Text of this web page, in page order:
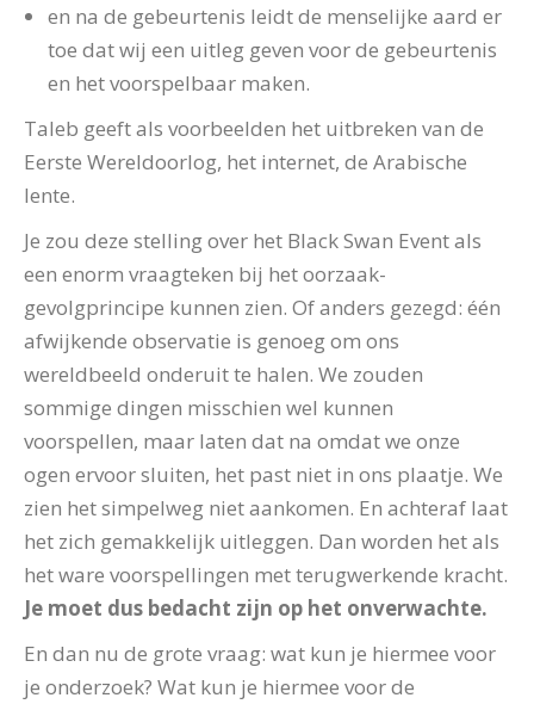
en na de gebeurtenis leidt de menselijke aard er
toe dat wij een uitleg geven voor de gebeurtenis
en het voorspelbaar maken.
Taleb geeft als voorbeelden het uitbreken van de
Eerste Wereldoorlog, het internet, de Arabische
lente.
Je zou deze stelling over het Black Swan Event als
een enorm vraagteken bij het oorzaak-
gevolgprincipe kunnen zien. Of anders gezegd: één
afwijkende observatie is genoeg om ons
wereldbeeld onderuit te halen. We zouden
sommige dingen misschien wel kunnen
voorspellen, maar laten dat na omdat we onze
ogen ervoor sluiten, het past niet in ons plaatje. We
zien het simpelweg niet aankomen. En achteraf laat
het zich gemakkelijk uitleggen. Dan worden het als
het ware voorspellingen met terugwerkende kracht.
Je moet dus bedacht zijn op het onverwachte.
En dan nu de grote vraag: wat kun je hiermee voor
je onderzoek? Wat kun je hiermee voor de